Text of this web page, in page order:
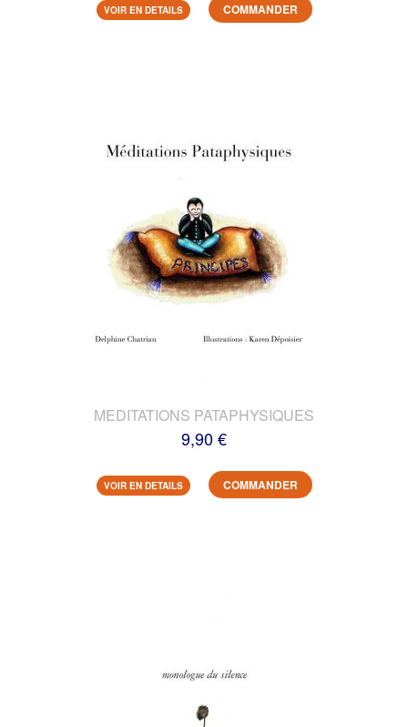
VOIR EN DETAILS COMMANDER
MEDITATIONS PATAPHYSIQUES
9,90 €
VOIR EN DETAILS COMMANDER